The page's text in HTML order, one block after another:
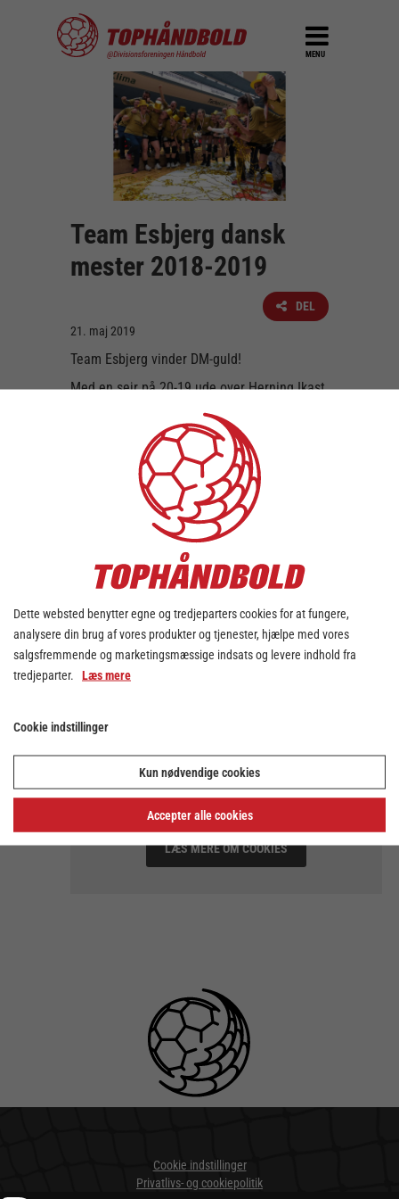
MENU
Team Esbjerg dansk
mester 2018-2019
DEL
21. maj 2019
Team Esbjerg vinder DM-guld!
Med en sejr på 20-19 ude over Herning Ikast
den nationale håndbold-trone.
Sidst det var tilfældet var tilbage i 2016, og
dagens guldmedaljer fordobler klubbens
samlede DM-triumfer.
Kæmpe tillykke til Polman og Co. Smid dem
et like for den flotte præstation!
Elementet er blokeret
Adgangen til elementet er blevet begrænset, da
du ikke har accepteret de påkrævede cookies.
TILLAD COOKIES
LÆS MERE OM COOKIES
Cookie indstillinger
Privatlivs- og cookiepolitik
Dette websted benytter egne og tredjeparters cookies for at fungere,
analysere din brug af vores produkter og tjenester, hjælpe med vores
salgsfremmende og marketingsmæssige indsats og levere indhold fra
tredjeparter. Læs mere
Cookie indstillinger
Kun nødvendige cookies
Accepter alle cookies